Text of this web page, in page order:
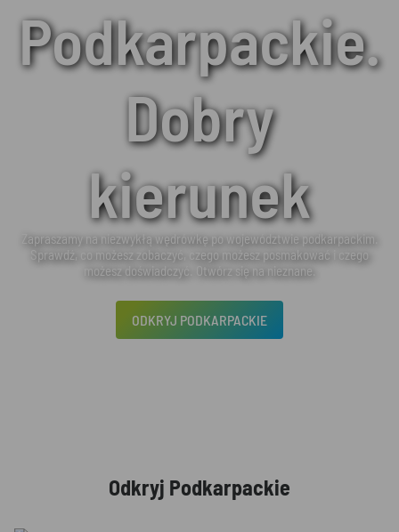
Podkarpackie.
Dobry
kierunek
Zapraszamy na niezwykłą wędrówkę po województwie podkarpackim.
Sprawdź, co możesz zobaczyć, czego możesz posmakować i czego
możesz doświadczyć. Otwórz się na nieznane.
ODKRYJ PODKARPACKIE
Odkryj Podkarpackie